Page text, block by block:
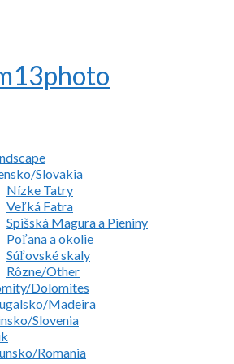
Slovakia
Nízke Tatry
Veľká Fatra
Spišská Magura a Pieniny
Poľana a okolie
Súľovské skaly
Rôzne/Other
Dolomites
Madeira
Slovenia
Romania